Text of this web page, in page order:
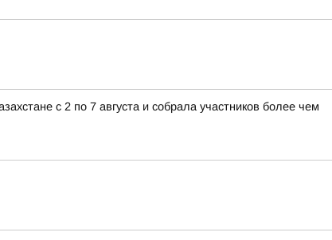
с 2 по 7 августа и собрала участников более чем